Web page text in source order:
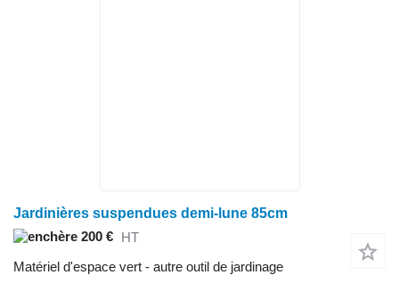
Jardinières suspendues demi-lune 85cm
200 € HT
Matériel d'espace vert - autre outil de jardinage